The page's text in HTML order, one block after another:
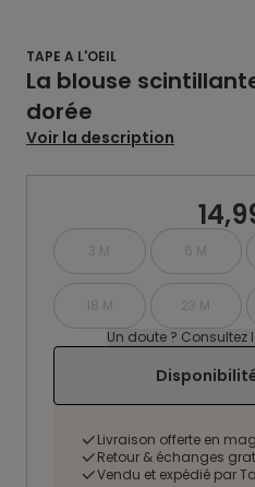
TAPE A L'OEIL
La blouse
dorée
Voir la description
3 M 6 M
18 M 23 M
Un doute ? Consultez
Livraison offerte en
Retour & échanges
Vendu et expédié par